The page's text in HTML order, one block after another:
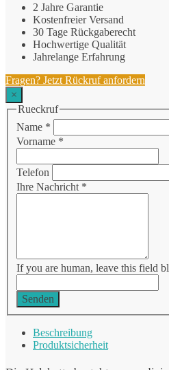
2 Jahre Garantie
Kostenfreier Versand
30 Tage Rückgaberecht
Hochwertige Qualität
Jahrelange Erfahrung
Fragen? Jetzt Rückruf anfordern
×
Rueckruf
Name *
Vorname *
Telefon
Ihre Nachricht *
If you are human, leave this field
Senden
Beschreibung
Produktsicherheit